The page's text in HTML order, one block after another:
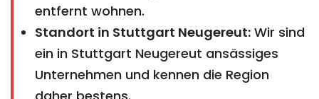
entfernt wohnen.
Standort in Stuttgart Neugereut: Wir sind
ein in Stuttgart Neugereut ansässiges
Unternehmen und kennen die Region